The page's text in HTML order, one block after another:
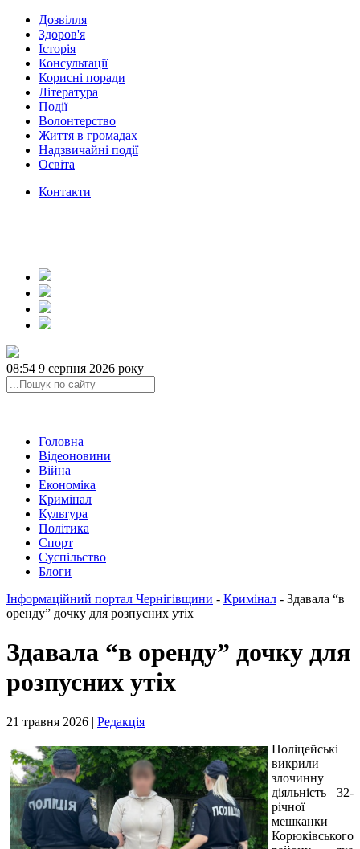
Дозвілля
Здоров'я
Історія
Консультації
Корисні поради
Література
Події
Волонтерство
Життя в громадах
Надзвичайні події
Освіта
Контакти
08:54 9 серпня 2026 року
Головна
Відеоновини
Війна
Економіка
Кримінал
Культура
Політика
Спорт
Суспільство
Блоги
Інформаційний портал Чернігівщини - Кримінал - Здавала “в
оренду” дочку для розпусних утіх
Здавала “в оренду” дочку для
розпусних утіх
21 травня 2026 | Редакція
Поліцейські
викрили
злочинну
діяльність 32-
річної
мешканки
Корюківського